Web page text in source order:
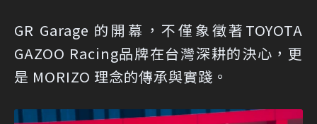
GR Garage 的開幕，不僅象徵著TOYOTA
GAZOO Racing品牌在台灣深耕的決心，更
是 MORIZO 理念的傳承與實踐。